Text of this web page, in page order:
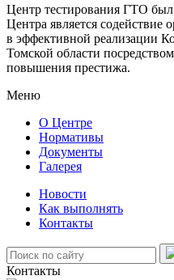
Центр тестирования ГТО
Центра является содействие
в эффективной реализации
Томской области
повышения престижа.
Меню
О Центре
Нормативы
Документы
Галерея
Новости
Как выполнять
Контакты
Контакты